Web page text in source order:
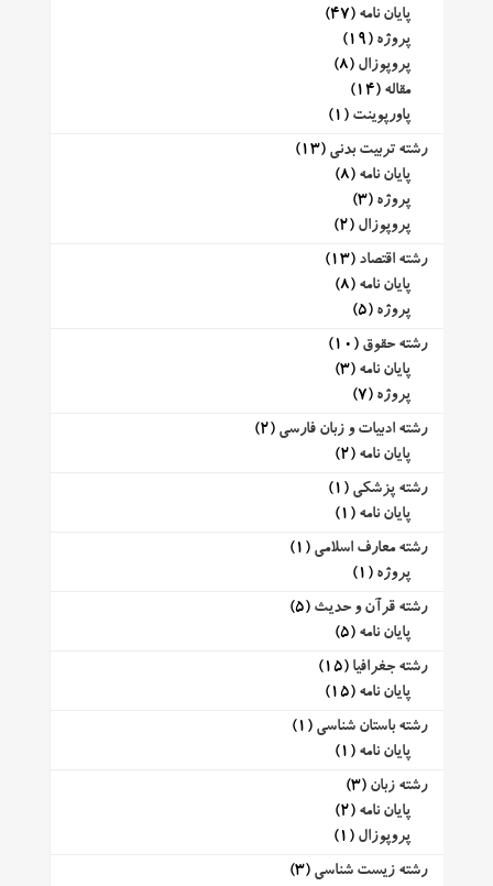
پایان نامه (47)
پروژه (19)
پروپوزال (8)
مقاله (14)
پاورپوینت (1)
رشته تربیت بدنی (13)
پایان نامه (8)
پروژه (3)
پروپوزال (2)
رشته اقتصاد (13)
پایان نامه (8)
پروژه (5)
رشته حقوق (10)
پایان نامه (3)
پروژه (7)
رشته ادبیات و زبان فارسی (2)
پایان نامه (2)
رشته پزشکی (1)
پایان نامه (1)
رشته معارف اسلامی (1)
پروژه (1)
رشته قرآن و حدیث (5)
پایان نامه (5)
رشته جغرافیا (15)
پایان نامه (15)
رشته باستان شناسی (1)
پایان نامه (1)
رشته زبان (3)
پایان نامه (2)
پروپوزال (1)
رشته زیست شناسی (3)